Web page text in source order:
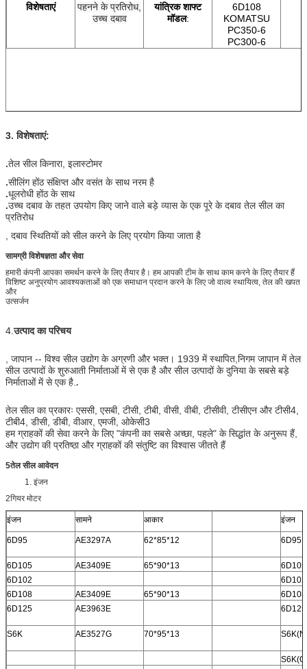
विशेषताएं
पहनने के प्रतिरोध,
उच्च दबाव
यांत्रिक शाफ्ट
मॉडल:
6D108
KOMATSU
PC350-6
PC300-6
3. विशेषताएं:
.तेल सील किनारा, इलास्टोमर
.सीलिंग होंठ संक्षिप्त और वसंत के साथ नरम है
.धूलरोधी होंठ के साथ
.उच्च दबाव के तहत उपयोग किए जाने वाले बड़े व्यास के एक पूरे के दबाव तेल सील का
प्रतिरोध
, दबाव स्थितियों को सील करने के लिए प्रयोग किया जाता है
सामग्री विशेषज्ञता और सेवा
हमारी कंपनी आपका समर्थन करने के लिए तैयार है। हम आपकी टीम के साथ काम करने के लिए तैयार हैं
विशिष्ट अनुप्रयोग आवश्यकताओं को एक समाधान प्रदान करने के लिए जो वाल्व स्थायित्व, तेल की खपत
और
उत्सर्जन
4.उत्पाद का परिचय
, जापान -- विश्व सील उद्योग के अग्रणी और भक्त। 1939 में स्थापित,निगम जापान में तेल
सील उत्पादों के शुरुआती निर्माताओं में से एक है और सील उत्पादों के दुनिया के सबसे बड़े
निर्माताओं में से एक है. .
तेल सील का प्रकारः एससी, एसबी, टीसी, टीबी, वीसी, वीबी, टीसीवी, टीसीएन और टीसी4,
टीबी4, डीसी, डीबी, वीआर, एमजी, ओकेसी3
हम ग्राहकों की सेवा करने के लिए "कंपनी का सबसे अच्छा, पहले" के सिद्धांत के अनुरूप हैं,
और उद्योग की प्रतिष्ठा और ग्राहकों की संतुष्टि का विश्वास जीतते हैं
5तेल सील आवेदन
1. इंजन
2गियर मोटर
इंजन सामने आकार इंजन
6D95 AE3297A 62*85*12 6D95
6D105 AE3409E 65*90*13
6D105
6D102
6D102
6D108
AE3409E 65*90*13
6D108
6D125
AE3963E 6D125
S6K AE3527G 70*95*13